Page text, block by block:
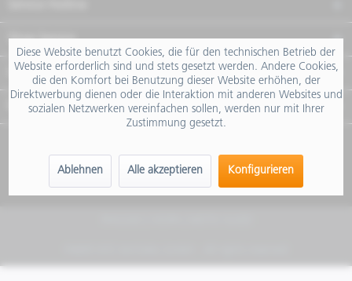
Shop Service
Informationen
Newsletter
Diese Website benutzt Cookies, die für den technischen Betrieb der
Website erforderlich sind und stets gesetzt werden. Andere Cookies,
die den Komfort bei Benutzung dieser Website erhöhen, der
Direktwerbung dienen oder die Interaktion mit anderen Websites und
sozialen Netzwerken vereinfachen sollen, werden nur mit Ihrer
Zustimmung gesetzt.
Ablehnen Alle akzeptieren Konfigurieren